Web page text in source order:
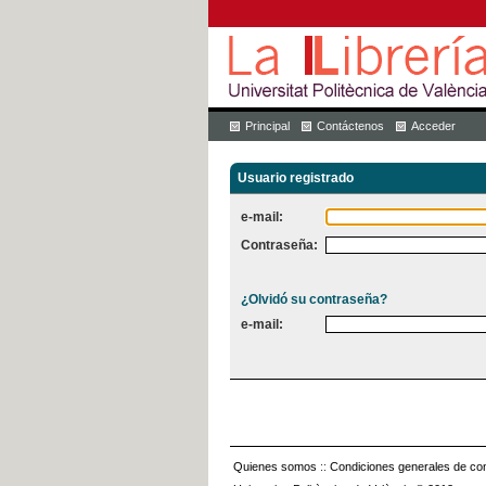
Principal Contáctenos Acceder
Usuario registrado
e-mail:
Contraseña:
¿Olvidó su contraseña?
e-mail:
Quienes somos :: Condiciones generales de